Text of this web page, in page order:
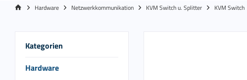
Hardware Netzwerkkommunikation KVM Switch u. Splitter KVM Switch
Kategorien
Hardware